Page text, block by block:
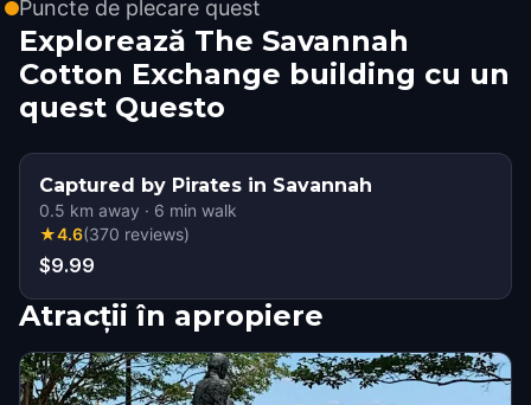
Puncte de plecare quest
Explorează The Savannah
Cotton Exchange building cu un
quest Questo
Captured by Pirates in Savannah
0.5 km away · 6 min walk
★4.6(370 reviews)
$9.99
Atracții în apropiere